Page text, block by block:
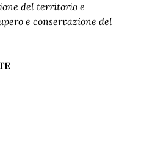
del territorio e
e conservazione del